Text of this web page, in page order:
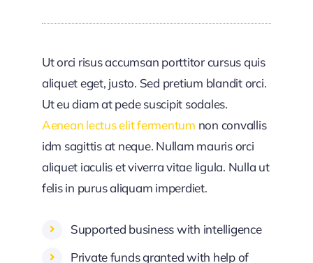
Ut orci risus accumsan porttitor cursus quis
aliquet eget, justo. Sed pretium blandit orci.
Ut eu diam at pede suscipit sodales.
Aenean lectus elit fermentum non convallis
idm sagittis at neque. Nullam mauris orci
aliquet iaculis et viverra vitae ligula. Nulla ut
felis in purus aliquam imperdiet.
Supported business with intelligence
Private funds granted with help of